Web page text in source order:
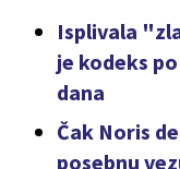
Isplivala
je kodeks
dana
Čak Noris
posebnu